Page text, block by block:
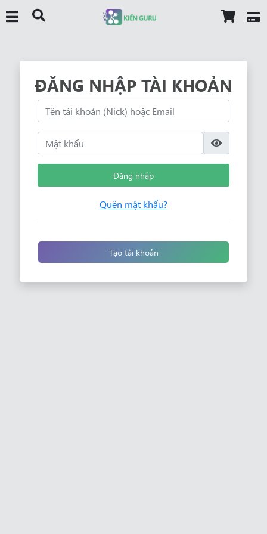
ĐĂNG NHẬP TÀI KHOẢN
Đăng nhập
Quên mật khẩu?
Tạo tài khoản